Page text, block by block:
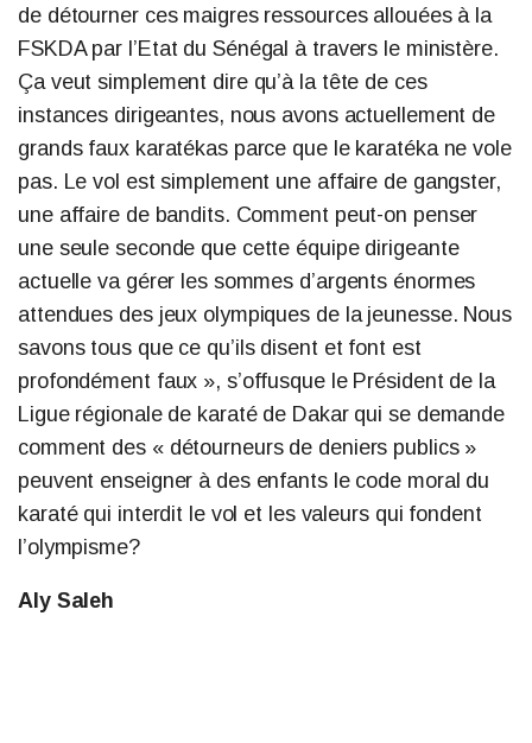
de détourner ces maigres ressources allouées à la
FSKDA par l’Etat du Sénégal à travers le ministère.
Ça veut simplement dire qu’à la tête de ces
instances dirigeantes, nous avons actuellement de
grands faux karatékas parce que le karatéka ne vole
pas. Le vol est simplement une affaire de gangster,
une affaire de bandits. Comment peut-on penser
une seule seconde que cette équipe dirigeante
actuelle va gérer les sommes d’argents énormes
attendues des jeux olympiques de la jeunesse. Nous
savons tous que ce qu’ils disent et font est
profondément faux », s’offusque le Président de la
Ligue régionale de karaté de Dakar qui se demande
comment des « détourneurs de deniers publics »
peuvent enseigner à des enfants le code moral du
karaté qui interdit le vol et les valeurs qui fondent
l’olympisme?
Aly Saleh